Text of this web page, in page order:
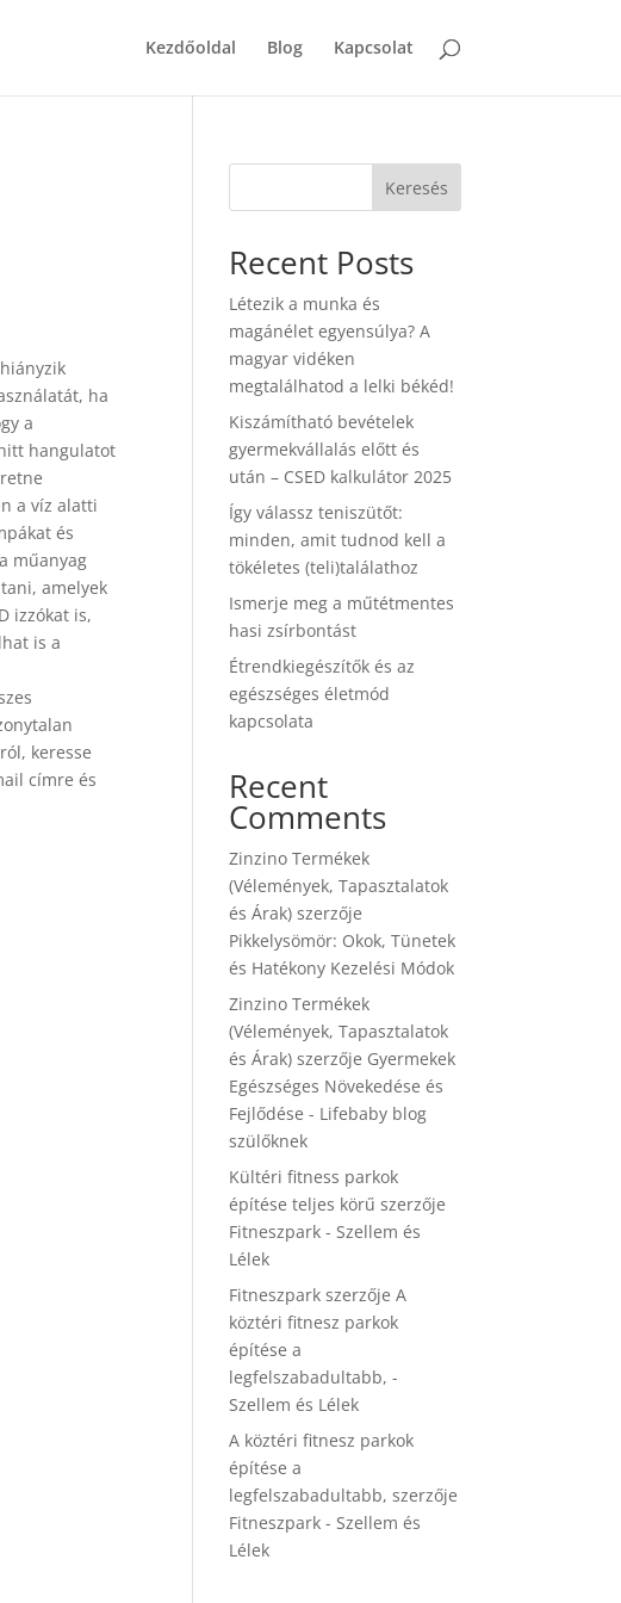
Kezdőoldal Blog Kapcsolat
ha
a
hangulatot
a víz alatti
és
műanyag
amelyek
izzókat is,
is a
keresse
címre és
Keresés
Recent Posts
Létezik a munka és
magánélet egyensúlya? A
magyar vidéken
megtalálhatod a lelki békéd!
Kiszámítható bevételek
gyermekvállalás előtt és
után – CSED kalkulátor 2025
Így válassz teniszütőt:
minden, amit tudnod kell a
tökéletes (teli)találathoz
Ismerje meg a műtétmentes
hasi zsírbontást
Étrendkiegészítők és az
egészséges életmód
kapcsolata
Recent
Comments
Zinzino Termékek
(Vélemények, Tapasztalatok
és Árak) szerzője
Pikkelysömör: Okok, Tünetek
és Hatékony Kezelési Módok
Zinzino Termékek
(Vélemények, Tapasztalatok
és Árak) szerzője Gyermekek
Egészséges Növekedése és
Fejlődése - Lifebaby blog
szülőknek
Kültéri fitness parkok
építése teljes körű szerzője
Fitneszpark - Szellem és
Lélek
Fitneszpark szerzőjeA
köztéri fitnesz parkok
építése a
legfelszabadultabb, -
Szellem és Lélek
A köztéri fitnesz parkok
építése a
legfelszabadultabb, szerzője
Fitneszpark - Szellem és
Lélek